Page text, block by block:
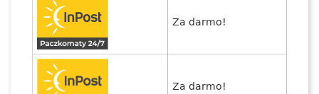
Za darmo!
Za darmo!